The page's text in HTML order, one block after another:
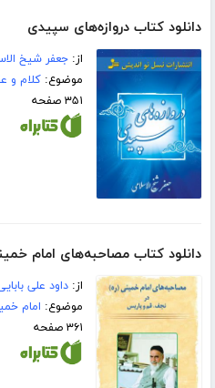
دانلود کتاب دروازه‌های سپیدی
از:جعفر شیخ
موضوع:کلام و
۳۵۱ صفحه
دانلود کتاب مصاحبه‌های امام
از:داود علی
موضوع: امام
۳۶۱ صفحه